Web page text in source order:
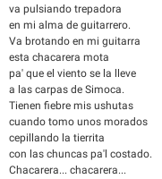
va pulsiando trepadora
en mi alma de guitarrero.
Va brotando en mi guitarra
esta chacarera mota
pa' que el viento se la lleve
a las carpas de Simoca.
Tienen fiebre mis ushutas
cuando tomo unos morados
cepillando la tierrita
con las chuncas pa'l costado.
Chacarera... chacarera...